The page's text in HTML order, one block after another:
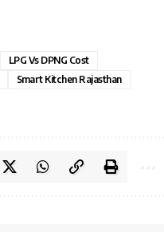
LPG Vs DPNG Cost
Smart Kitchen Rajasthan